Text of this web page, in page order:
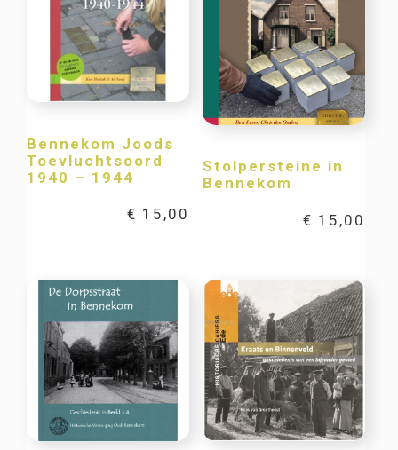
Bennekom Joods
Toevluchtsoord
1940 – 1944
€ 15,00
Stolpersteine in
Bennekom
€ 15,00